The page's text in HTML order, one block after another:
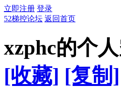
立即注册 登录
52梯控论坛 返回首页
xzphc的个
[收藏] [复制]